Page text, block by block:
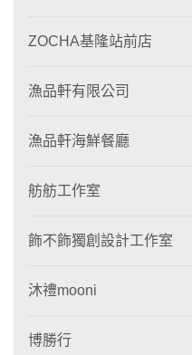
ZOCHA基隆站前店
漁品軒有限公司
漁品軒海鮮餐廳
舫舫工作室
飾不飾獨創設計工作室
沐禮mooni
博勝行